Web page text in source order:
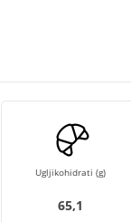
Ugljikohidrati (g)
65,1